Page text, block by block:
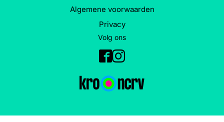
Algemene voorwaarden
Privacy
Volg ons
Facebook
Instagram